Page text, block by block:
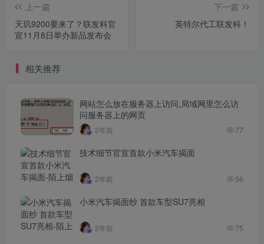
上一篇
天玑9200要来了？联发科官
宣11月8日举办新品发布会
下一篇
英特尔代工联发科！
相关推荐
网站怎么放在服务器上访问,局域网里怎么访
问服务器上的网页
2年前 77
技术细节官宣首款小米汽车揭面
2年前 56
小米汽车揭面纱 首款车型SU7亮相
2年前 75